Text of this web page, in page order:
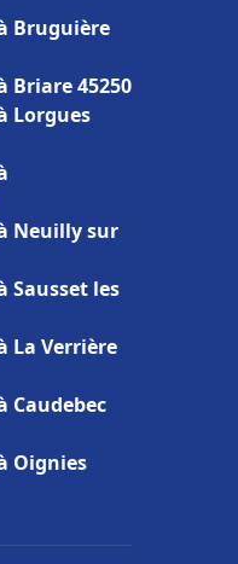
Bruguière
Briare 45250
Lorgues
Neuilly sur
Sausset les
La Verrière
Caudebec
Oignies